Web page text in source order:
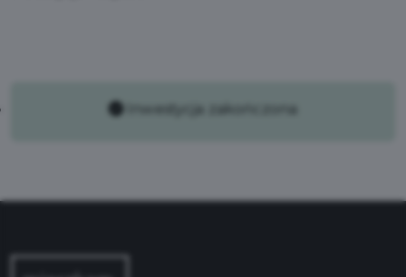
Inwestycja zakończona